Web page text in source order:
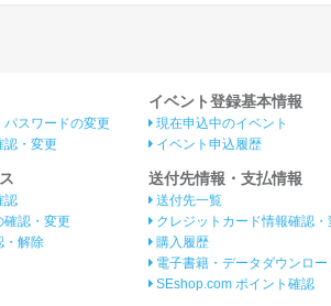
パスワードの変更
認・変更
認
確認・変更
・解除
イベント登録基本情報
現在申込中のイベント
イベント申込履歴
送付先情報・支払情報
送付先一覧
クレジットカード情報確認・
購入履歴
電子書籍・データダウンロー
SEshop.com ポイント確認